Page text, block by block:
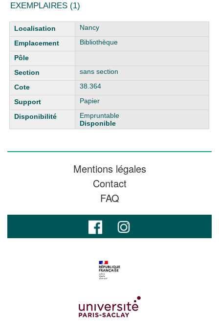
EXEMPLAIRES (1)
Liste des exemplaires
Nancy
Bibliothèque
sans section
38.364
Papier
Empruntable
Disponible
Mentions légales
Contact
FAQ